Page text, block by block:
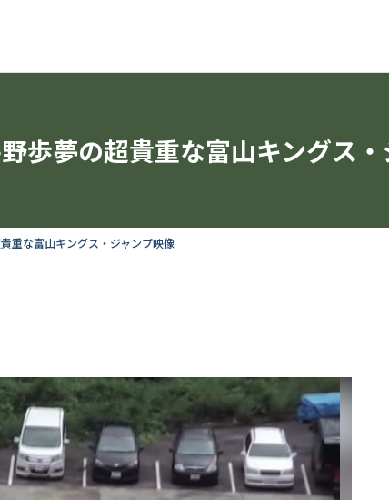
歩夢の超貴重な富山キングス
重な富山キングス・ジャンプ映像